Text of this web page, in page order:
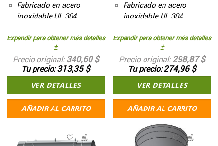
Fabricado en acero
inoxidable UL 304.
Expandir para obtener más detalles
+
Precio original 340,60 $
Tu precio 313,35 $
VER DETALLES
AÑADIR AL CARRITO
Fabricado en acero
inoxidable UL 304.
Expandir para obtener más detalles
+
Precio original 298,87 $
Tu precio 274,96 $
VER DETALLES
AÑADIR AL CARRITO